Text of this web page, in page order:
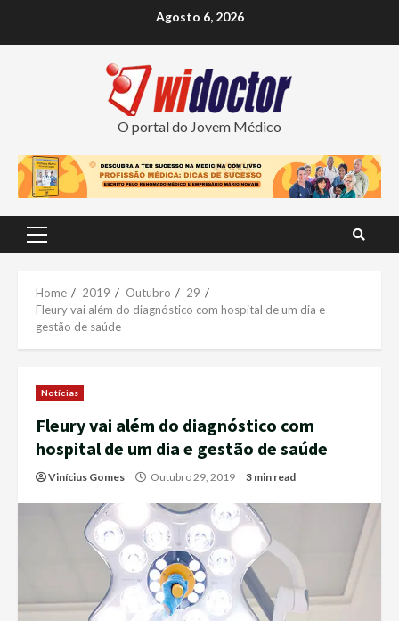
Agosto 6, 2026
O portal do Jovem Médico
Primary
Home 2019 Outubro
29
Fleury vai além do diagnóstico com hospital de um dia e
gestão de saúde
Notícias
Fleury vai além do diagnóstico com
hospital de um dia e gestão de saúde
Vinícius Gomes Outubro 29, 2019 3 min read